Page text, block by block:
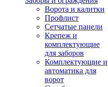
Ворота и калитки
Профлист
Сетчатые панели
Крепеж и
комплектующие
для заборов
Комплектующие и
автоматика для
ворот